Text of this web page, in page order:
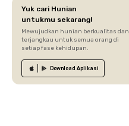
Yuk cari Hunian
untukmu sekarang!
Mewujudkan hunian berkualitas dan
terjangkau untuk semua orang di
setiap fase kehidupan.
Download Aplikasi